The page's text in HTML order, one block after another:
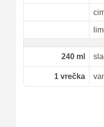
240 ml
1 vrečka